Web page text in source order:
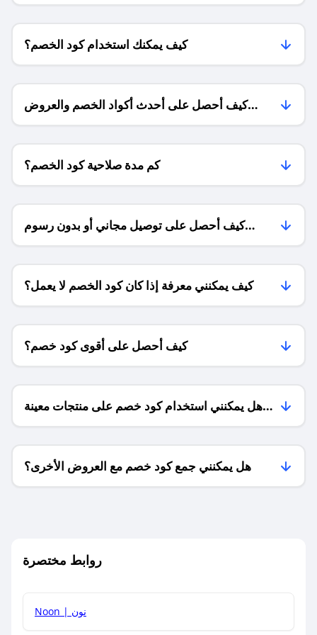
كيف يمكنك استخدام كود الخصم؟
كيف أحصل على أحدث أكواد الخصم والعروض
للمتاجر؟
كم مدة صلاحية كود الخصم؟
كيف أحصل على توصيل مجاني أو بدون رسوم
الشحن ؟
كيف يمكنني معرفة إذا كان كود الخصم لا يعمل؟
كيف أحصل على أقوى كود خصم؟
هل يمكنني استخدام كود خصم على منتجات معينة
فقط؟
هل يمكنني جمع كود خصم مع العروض الأخرى؟
روابط مختصرة
Noon | نون